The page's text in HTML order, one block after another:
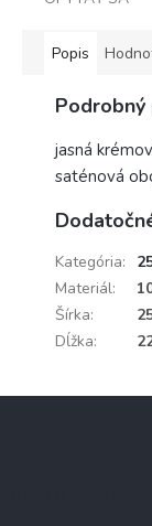
Popis
Podrobný
jasná
saténová
Kategória:
Materiál:
Šírka:
Dĺžka: